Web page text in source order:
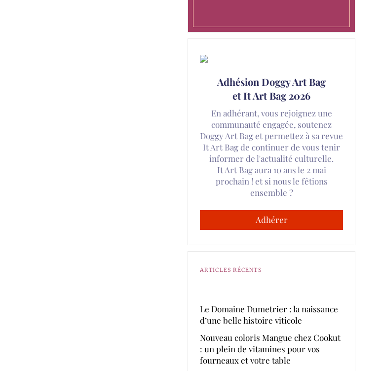
Adhésion Doggy Art Bag
et It Art Bag 2026
En adhérant, vous rejoignez une
communauté engagée, soutenez
Doggy Art Bag et permettez à sa revue
It Art Bag de continuer de vous tenir
informer de l'actualité culturelle.
It Art Bag aura 10 ans le 2 mai
prochain ! et si nous le fêtions
ensemble ?
Adhérer
ARTICLES RÉCENTS
Le Domaine Dumetrier : la naissance
d’une belle histoire viticole
Nouveau coloris Mangue chez Cookut
: un plein de vitamines pour vos
fourneaux et votre table